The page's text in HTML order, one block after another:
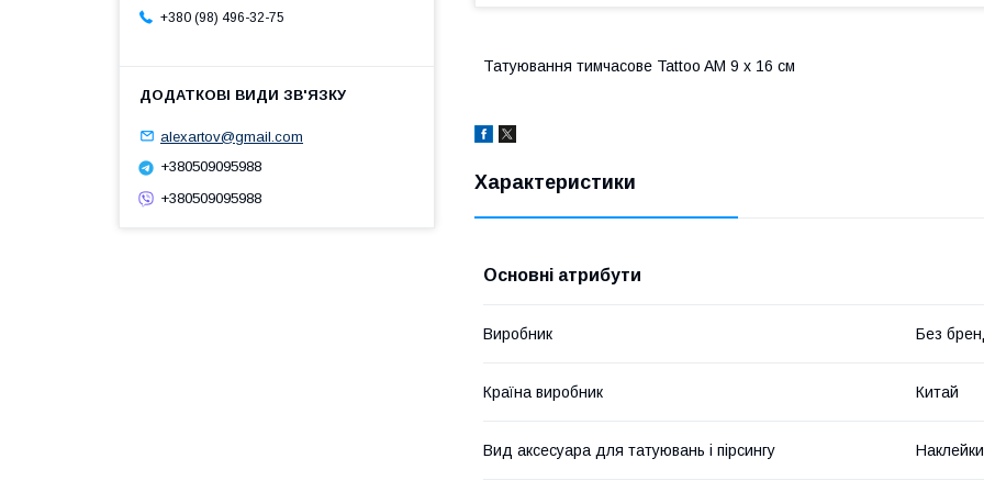
Татуювання тимчасове Tattoo AM 9 х 16 см
Характеристики
Основні атрибути
Виробник Без
Країна виробник Китай
Вид аксесуара для татуювань і пірсингу
+380 (98) 496-32-75
alexartov@gmail.com
+380509095988
+380509095988